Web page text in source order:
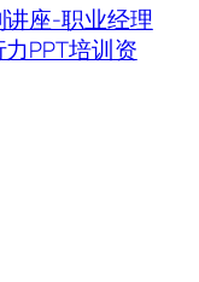
座-职业经理
PPT培训资